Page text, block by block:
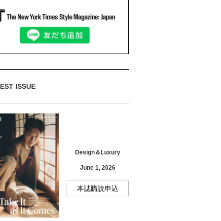
ISSUE
Design＆Luxury
June 1, 2026
本誌購読申込